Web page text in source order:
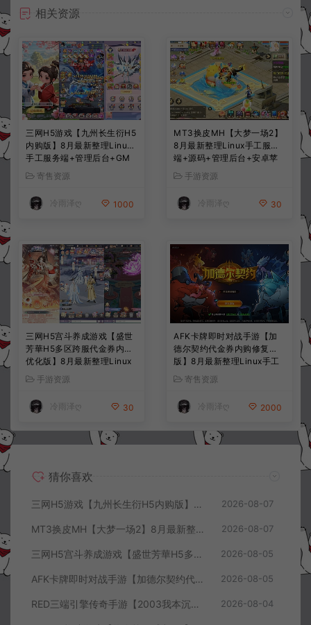
相关资源
三网H5游戏【九州长生衍H5
内购版】8月最新整理Linux
手工服务端+管理后台+GM
授权后台+简易安卓客户端
+详细搭建教程+视频教程
寄售资源
冷雨泽ღ 1000
MT3换皮MH【大梦一场2】
8月最新整理Linux手工服务
端+源码+管理后台+安卓苹
果双端+详细搭建教程+视频
教程
手游资源
冷雨泽ღ 30
三网H5宫斗养成游戏【盛世
芳華H5多区跨服代金券内购
优化版】8月最新整理Linux
手工服务端+CDK授权后台
+全资源安卓+详细搭建教程
+视频教程
手游资源
冷雨泽ღ 30
AFK卡牌即时对战手游【加
德尔契约代金券内购修复
版】8月最新整理Linux手工
服务端+前后端全套源码+CD
K授权后台+安卓苹果双端
+详细搭建教程+视频教程
寄售资源
冷雨泽ღ 2000
猜你喜欢
三网H5游戏【九州长生衍H5内购版】8月最新整理Linux手工服务端+管理后台+GM授权后台+简易安卓客户端+详细搭建教程+视频教程 2026-08-07
MT3换皮MH【大梦一场2】8月最新整理Linux手工服务端+源码+管理后台+安卓苹果双端+详细搭建教程+视频教程 2026-08-07
三网H5宫斗养成游戏【盛世芳華H5多区跨服代金券内购优化版】8月最新整理Linux手工服务端+CDK授权后台+全资源安卓+详细搭建教程+视频教程 2026-08-05
AFK卡牌即时对战手游【加德尔契约代金券内购修复版】8月最新整理Linux手工服务端+前后端全套源码+CDK授权后台+安卓苹果双端+详细搭建教程+视频教程 2026-08-05
RED三端引擎传奇手游【2003我本沉默三职业】8月最新整理Win一键服务端+PC安卓+详细搭建教程 2026-08-04